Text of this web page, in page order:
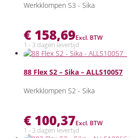
Werkklompen S3 - Sika
€ 158,69Excl. BTW
1 - 3 dagen levertijd
88 Flex S2 – Sika – ALLS10057
Werkklompen S2 - Sika
€ 100,37Excl. BTW
1 - 3 dagen levertijd